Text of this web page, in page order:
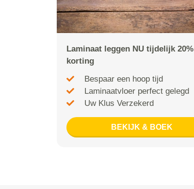
Laminaat leggen NU tijdelijk 20%
korting
Bespaar een hoop tijd
Laminaatvloer perfect gelegd
Uw Klus Verzekerd
BEKIJK & BOEK